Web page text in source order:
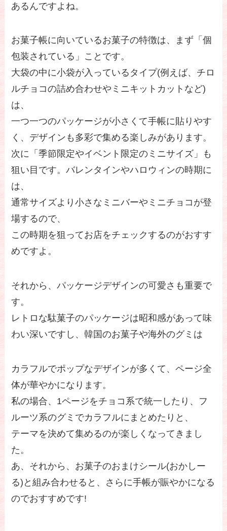
あるんですよね。
お菓子帳に向いているお菓子の特徴は、まず「個
包装されている」ことです。
大袋の中に小袋が入っているタイプ(例えば、チロ
ルチョコの詰め合わせやミニキットカットなど)
は、
一つ一つのパッケージが小さくて手帳に貼りやす
く、デザインも多彩で集める楽しみがあります。
次に「季節限定やイベント限定のミニサイズ」も
狙い目です。バレンタインやハロウィンの時期に
は、
通常サイズより小さなミニバーやミニチョコが登
場するので、
この時期を狙ってお店をチェックするのがおすす
めですよ。
それから、パッケージデザインの可愛さも重要で
す。
レトロな駄菓子のパッケージは昭和感があって味
わい深いですし、韓国のお菓子や海外のグミは
カラフルでポップなデザインが多くて、ページ全
体が華やかになります。
私の場合、1ページをチョコ系で統一したり、フ
ルーツ系のグミでカラフルにまとめたりと、
テーマを決めて集めるのが楽しくなってきまし
た。
あ、それから、お菓子のおまけシール(おかしー
る)と組み合わせると、さらに手帳が賑やかになる
のでおすすめです!